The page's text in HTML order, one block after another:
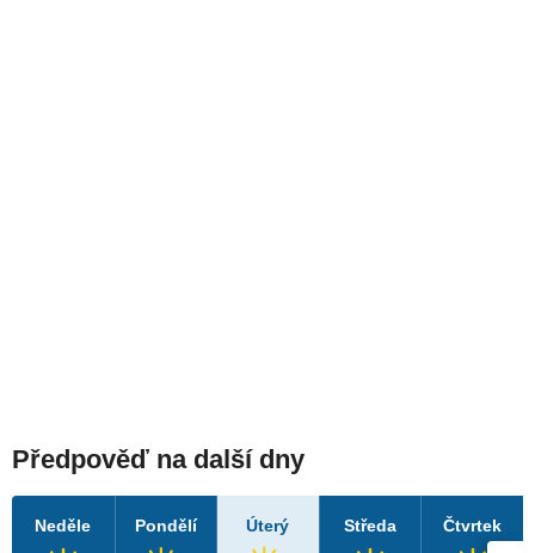
Předpověď na další dny
Neděle Pondělí Úterý Středa Čtvrtek